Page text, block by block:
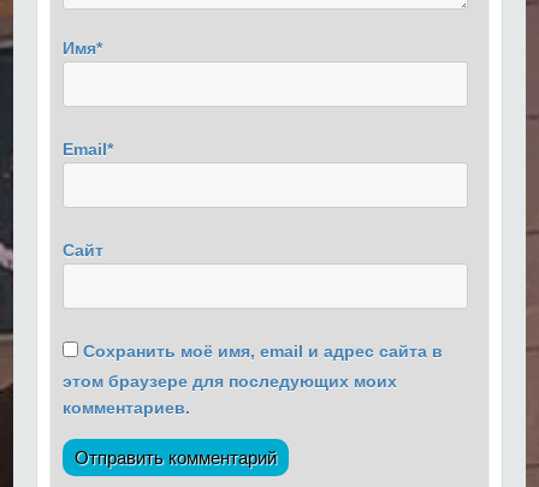
Имя*
Email*
Сайт
Сохранить моё имя, email и адрес сайта в
этом браузере для последующих моих
комментариев.